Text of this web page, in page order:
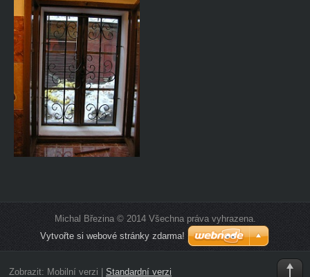
Michal Březina © 2014 Všechna práva vyhrazena.
Vytvořte si webové stránky zdarma!
Zobrazit: Mobilní verzi Standardní verzi